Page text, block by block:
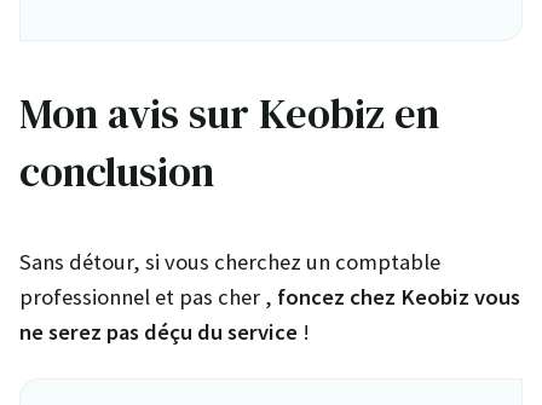
Mon avis sur Keobiz en
conclusion
Sans détour, si vous cherchez un comptable
professionnel et pas cher , foncez chez Keobiz vous
ne serez pas déçu du service !